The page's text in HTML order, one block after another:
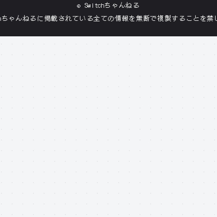
© Switchちゃんねる
ゃんねる に掲載されている全ての情報を無断で複製することを禁